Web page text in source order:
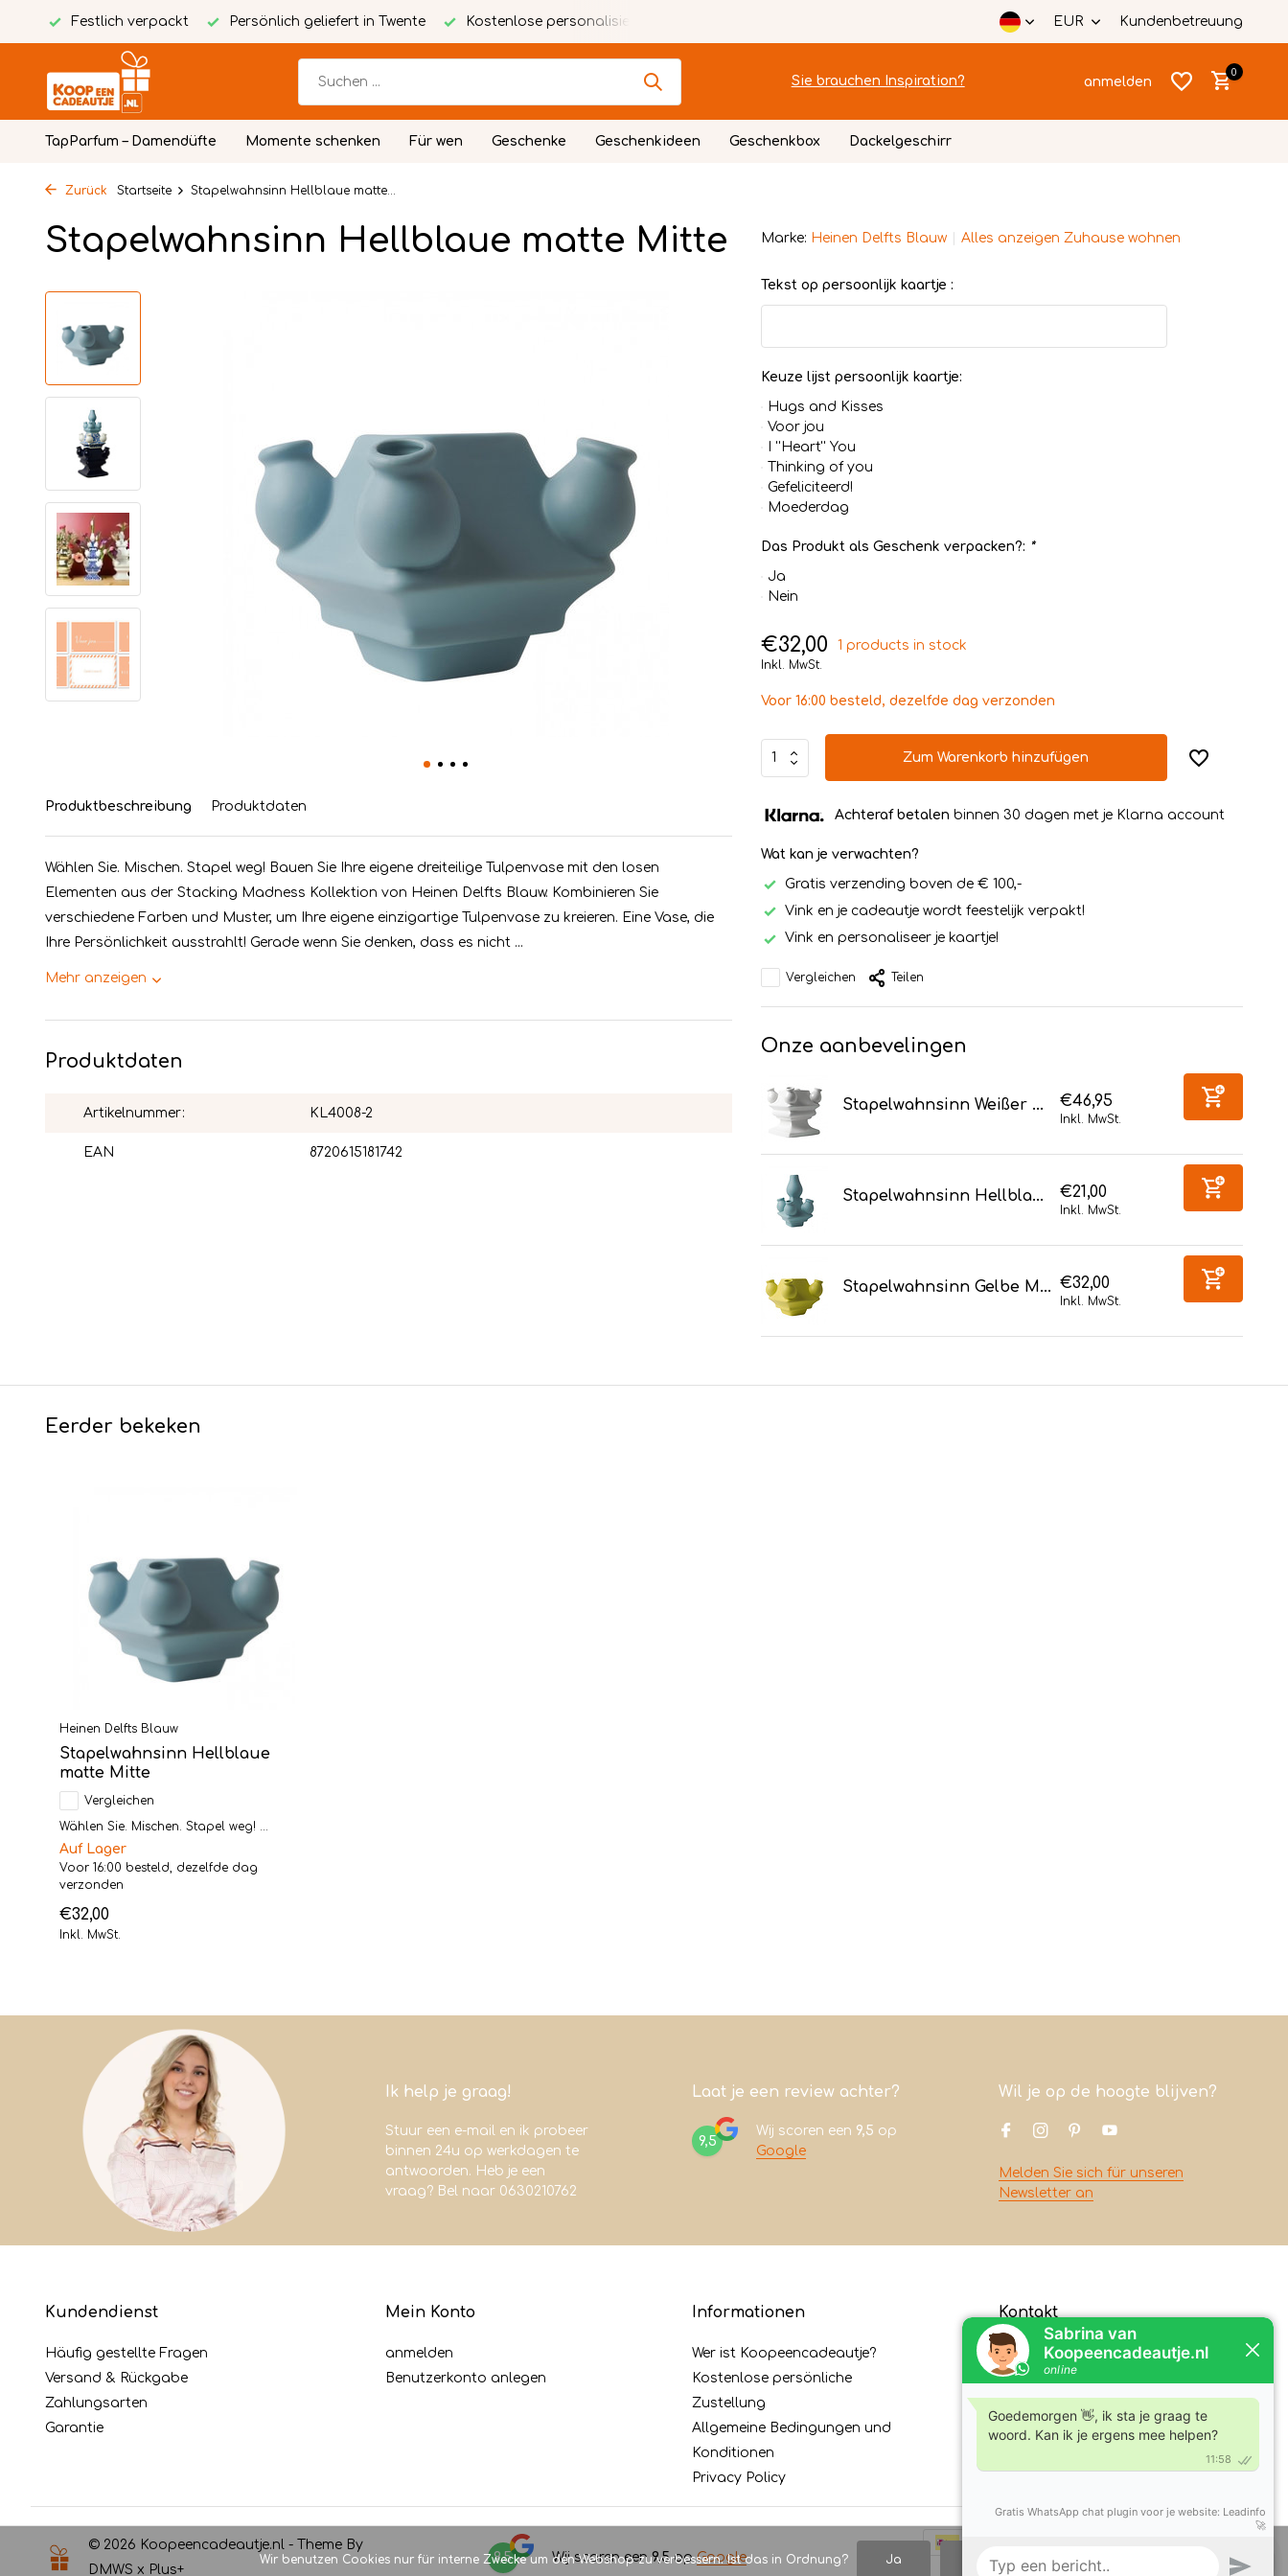
Persönlich geliefert in Twente Kostenlose personalisierte Karte Festlich verpackt EUR Kundenbetreuung
Sie brauchen Inspiration? anmelden
0
TapParfum – Damendüfte Momente schenken Für wen Geschenke Geschenkideen Geschenkbox Dackelgeschirr
Zurück Startseite Stapelwahnsinn Hellblaue matte...
Stapelwahnsinn Hellblaue matte Mitte
Produktbeschreibung Produktdaten
Wählen Sie. Mischen. Stapel weg! Bauen Sie Ihre eigene dreiteilige Tulpenvase mit den losen
Elementen aus der Stacking Madness Kollektion von Heinen Delfts Blauw. Kombinieren Sie
verschiedene Farben und Muster, um Ihre eigene einzigartige Tulpenvase zu kreieren. Eine Vase, die
Ihre Persönlichkeit ausstrahlt! Gerade wenn Sie denken, dass es nicht ...
Mehr anzeigen
Produktdaten
Artikelnummer: KL4008-2
EAN 8720615181742
Marke: Heinen Delfts Blauw Alles anzeigen Zuhause wohnen
Tekst op persoonlijk kaartje :
Keuze lijst persoonlijk kaartje:
Hugs and Kisses
Voor jou
I ''Heart'' You
Thinking of you
Gefeliciteerd!
Moederdag
Das Produkt als Geschenk verpacken?: *
Ja
Nein
€32,00 1 products in stock
Inkl. MwSt.
Voor 16:00 besteld, dezelfde dag verzonden
Zum Warenkorb hinzufügen
Achteraf betalen binnen 30 dagen met je Klarna account
Wat kan je verwachten?
Gratis verzending boven de € 100,-
Vink en je cadeautje wordt feestelijk verpakt!
Vink en personaliseer je kaartje!
Vergleichen Teilen
Onze aanbevelingen
Stapelwahnsinn Weißer ... €46,95
Inkl. MwSt.
Stapelwahnsinn Hellbla... €21,00
Inkl. MwSt.
Stapelwahnsinn Gelbe M... €32,00
Inkl. MwSt.
Eerder bekeken
Heinen Delfts Blauw
Stapelwahnsinn Hellblaue
matte Mitte
Vergleichen
Wählen Sie. Mischen. Stapel weg! ...
Auf Lager
Voor 16:00 besteld, dezelfde dag
verzonden
€32,00
Inkl. MwSt.
Ik help je graag!
Stuur een e-mail en ik probeer
binnen 24u op werkdagen te
antwoorden. Heb je een
vraag? Bel naar 0630210762
Laat je een review achter?
9,5
Wij scoren een 9,5 op
Google
Wil je op de hoogte blijven?
Melden Sie sich für unseren
Newsletter an
Kundendienst
Häufig gestellte Fragen
Versand & Rückgabe
Zahlungsarten
Garantie
Mein Konto
anmelden
Benutzerkonto anlegen
Informationen
Wer ist Koopeencadeautje?
Kostenlose persönliche
Zustellung
Allgemeine Bedingungen und
Konditionen
Privacy Policy
Kontakt
Koopeencadeautje.nl
Varsenerstraat 4
+31630210762
© 2026 Koopeencadeautje.nl - Theme By
DMWS x Plus+
9,5 Wij scoren een9,5opGoogle
Wir benutzen Cookies nur für interne Zwecke um den Webshop zu verbessern. Ist das in Ordnung? Ja Nein